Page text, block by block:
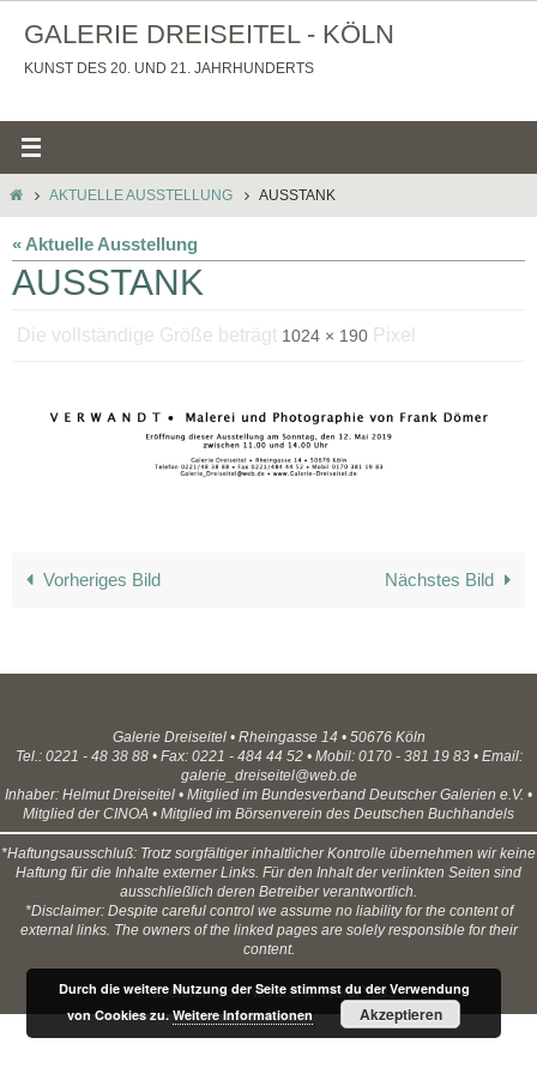
Inhalt
springen
GALERIE DREISEITEL - KÖLN
KUNST DES 20. UND 21. JAHRHUNDERTS
STARTSEITE
AKTUELLE AUSSTELLUNG AUSSTANK
« Aktuelle Ausstellung
AUSSTANK
Die vollständige Größe beträgt 1024 × 190 Pixel
Vorheriges Bild Nächstes Bild
Galerie Dreiseitel • Rheingasse 14 • 50676 Köln
Tel.: 0221 - 48 38 88 • Fax: 0221 - 484 44 52 • Mobil: 0170 - 381 19 83 • Email:
galerie_dreiseitel@web.de
Inhaber: Helmut Dreiseitel • Mitglied im Bundesverband Deutscher Galerien e.V. •
Mitglied der CINOA • Mitglied im Börsenverein des Deutschen Buchhandels
*Haftungsausschluß: Trotz sorgfältiger inhaltlicher Kontrolle übernehmen wir keine
Haftung für die Inhalte externer Links. Für den Inhalt der verlinkten Seiten sind
ausschließlich deren Betreiber verantwortlich.
*Disclaimer: Despite careful control we assume no liability for the content of
external links. The owners of the linked pages are solely responsible for their
content.
Präsentiert vonNirvana&WordPress.
Durch die weitere Nutzung der Seite stimmst du der Verwendung
von Cookies zu.Weitere Informationen Akzeptieren